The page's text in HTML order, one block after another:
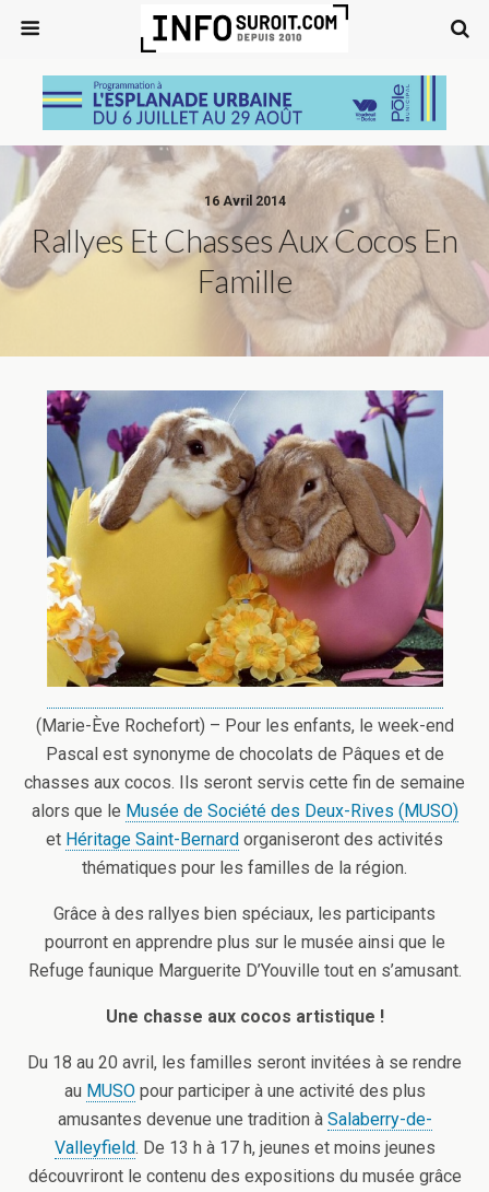
16 Avril 2014
Rallyes Et Chasses Aux Cocos En
Famille
(Marie-Ève Rochefort) – Pour les enfants, le week-end
Pascal est synonyme de chocolats de Pâques et de
chasses aux cocos. Ils seront servis cette fin de semaine
alors que le Musée de Société des Deux-Rives (MUSO)
et Héritage Saint-Bernard organiseront des activités
thématiques pour les familles de la région.
Grâce à des rallyes bien spéciaux, les participants
pourront en apprendre plus sur le musée ainsi que le
Refuge faunique Marguerite D’Youville tout en s’amusant.
Une chasse aux cocos artistique !
Du 18 au 20 avril, les familles seront invitées à se rendre
au MUSOpour participer à une activité des plus
amusantes devenue une tradition à Salaberry-de-
Valleyfield. De 13 h à 17 h, jeunes et moins jeunes
découvriront le contenu des expositions du musée grâce